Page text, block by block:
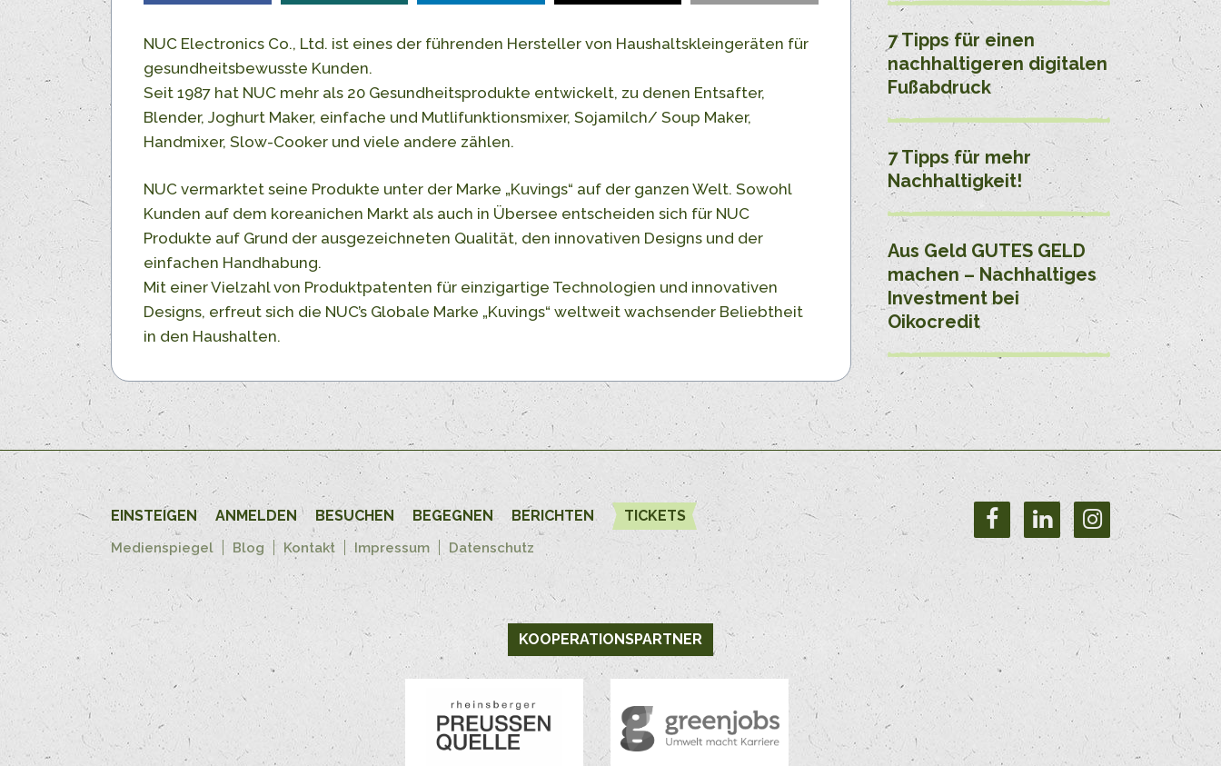
NUC Electronics Co., Ltd. ist eines der führenden Hersteller von Haushaltskleingeräten für
gesundheitsbewusste Kunden.
Seit 1987 hat NUC mehr als 20 Gesundheitsprodukte entwickelt, zu denen Entsafter,
Blender, Joghurt Maker, einfache und Mutlifunktionsmixer, Sojamilch/ Soup Maker,
Handmixer, Slow-Cooker und viele andere zählen.
NUC vermarktet seine Produkte unter der Marke „Kuvings“ auf der ganzen Welt. Sowohl
Kunden auf dem koreanichen Markt als auch in Übersee entscheiden sich für NUC
Produkte auf Grund der ausgezeichneten Qualität, den innovativen Designs und der
einfachen Handhabung.
Mit einer Vielzahl von Produktpatenten für einzigartige Technologien und innovativen
Designs, erfreut sich die NUC’s Globale Marke „Kuvings“ weltweit wachsender Beliebtheit
in den Haushalten.
7 Tipps für einen
nachhaltigeren digitalen
Fußabdruck
7 Tipps für mehr
Nachhaltigkeit!
Aus Geld GUTES GELD
machen – Nachhaltiges
Investment bei
Oikocredit
EINSTEIGEN ANMELDEN BESUCHEN BEGEGNEN BERICHTEN TICKETS
Medienspiegel Blog Kontakt Impressum Datenschutz
KOOPERATIONSPARTNER